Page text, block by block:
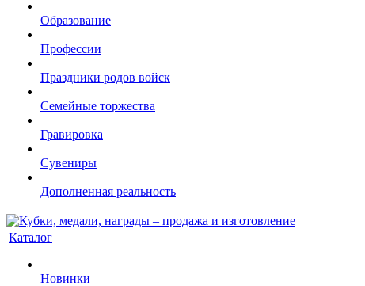
Образование
Профессии
Праздники родов войск
Семейные торжества
Гравировка
Сувениры
Дополненная реальность
Каталог
Новинки